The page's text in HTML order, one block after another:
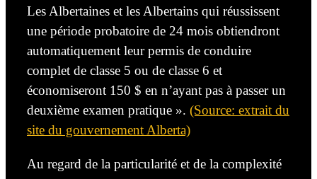
Les Albertaines et les Albertains qui réussissent
une période probatoire de 24 mois obtiendront
automatiquement leur permis de conduire
complet de classe 5 ou de classe 6 et
économiseront 150 $ en n’ayant pas à passer un
deuxième examen pratique ». (Source: extrait du
site du gouvernement Alberta)
Au regard de la particularité et de la complexité